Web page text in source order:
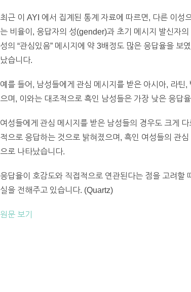
최근 이 AYI 에서 집계된 통계 자료에 따르면, 다른 이성
는 비율이, 응답자의 성(gender)과 초기 메시지 발신자
성의 “관심있음” 메시지에 약 3배정도 많은 응답율을
났습니다.
예를 들어, 남성들에게 관심 메시지를 받은 아시아, 라
으며, 이와는 대조적으로 흑인 남성들은 가장 낮은 응답
여성들에게 관심 메시지를 받은 남성들의 경우도 크게
적으로 응답하는 것으로 밝혀졌으며, 흑인 여성들의 관
으로 나타났습니다.
응답율이 호감도와 직접적으로 연관된다는 점을 고려할
실을 전해주고 있습니다. (Quartz)
원문 보기